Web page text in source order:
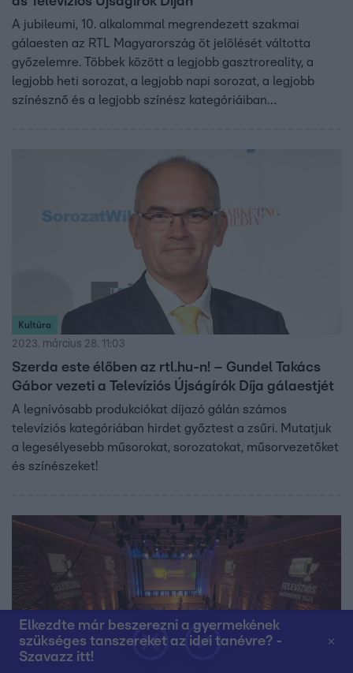
Elkezdte már beszerezni a gyermekének
szükséges tanszereket az idei tanévre? -
Szavazz itt!
A jubileumi, 10. alkalommal megrendezett szakmai
gálaesten az RTL Magyarország öt jelölését váltotta
győzelemre. Többek között a legjobb gasztroreality, a
legjobb heti sorozat, a legjobb napi sorozat, a legjobb
színésznő és a legjobb színész kategóriáiban
Kultúra
2023. március 28. 11:03
Szerda este élőben az rtl.hu-n! – Gundel Takács
Gábor vezeti a Televíziós Újságírók Díja gálaestjét
A legnívósabb produkciókat díjazó gálán számos
televíziós kategóriában hirdet győztest a zsűri. Mutatjuk
a legesélyesebb műsorokat, sorozatokat, műsorvezetőket
és színészeket!